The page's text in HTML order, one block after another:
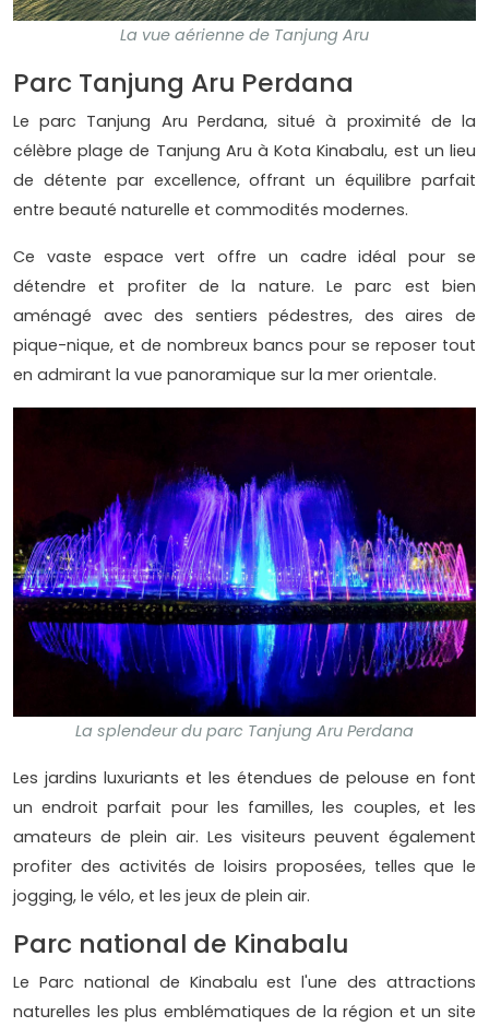
La vue aérienne de Tanjung Aru
Parc Tanjung Aru Perdana
Le parc Tanjung Aru Perdana, situé à proximité de la
célèbre plage de Tanjung Aru à Kota Kinabalu, est un lieu
de détente par excellence, offrant un équilibre parfait
entre beauté naturelle et commodités modernes.
Ce vaste espace vert offre un cadre idéal pour se
détendre et profiter de la nature. Le parc est bien
aménagé avec des sentiers pédestres, des aires de
pique-nique, et de nombreux bancs pour se reposer tout
en admirant la vue panoramique sur la mer orientale.
La splendeur du parc Tanjung Aru Perdana
Les jardins luxuriants et les étendues de pelouse en font
un endroit parfait pour les familles, les couples, et les
amateurs de plein air. Les visiteurs peuvent également
profiter des activités de loisirs proposées, telles que le
jogging, le vélo, et les jeux de plein air.
Parc national de Kinabalu
Le Parc national de Kinabalu est l'une des attractions
naturelles les plus emblématiques de la région et un site